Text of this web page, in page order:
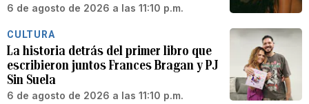
6 de agosto de 2026 a las 11:10 p.m.
CULTURA
La historia detrás del primer libro que
escribieron juntos Frances Bragan y PJ
Sin Suela
6 de agosto de 2026 a las 11:10 p.m.